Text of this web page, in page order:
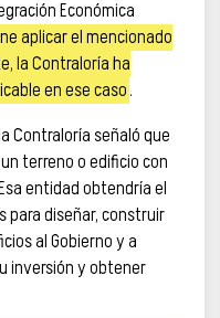
Económica
aplicar el mencionado
la Contraloría ha
en ese caso.
Contraloría señaló que
terreno o edificio con
entidad obtendría el
para diseñar, construir
al Gobierno y a
inversión y obtener